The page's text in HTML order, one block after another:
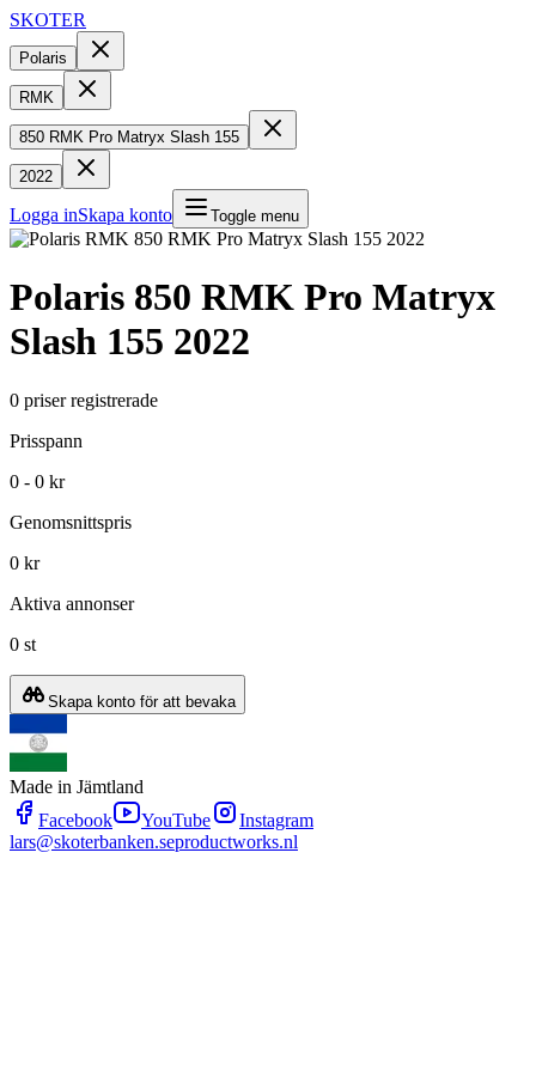
SKOTER
Polaris
RMK
850 RMK Pro Matryx Slash 155
2022
Logga inSkapa konto Toggle menu
Polaris 850 RMK Pro Matryx
Slash 155 2022
0 priser registrerade
Prisspann
0 - 0 kr
Genomsnittspris
0 kr
Aktiva annonser
0 st
Skapa konto för att bevaka
Made in Jämtland
Facebook
YouTube
Instagram
lars@skoterbanken.seproductworks.nl